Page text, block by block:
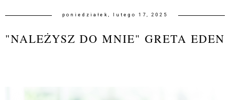
poniedziałek, lutego 17, 2025
"NALEŻYSZ DO MNIE" GRETA EDEN